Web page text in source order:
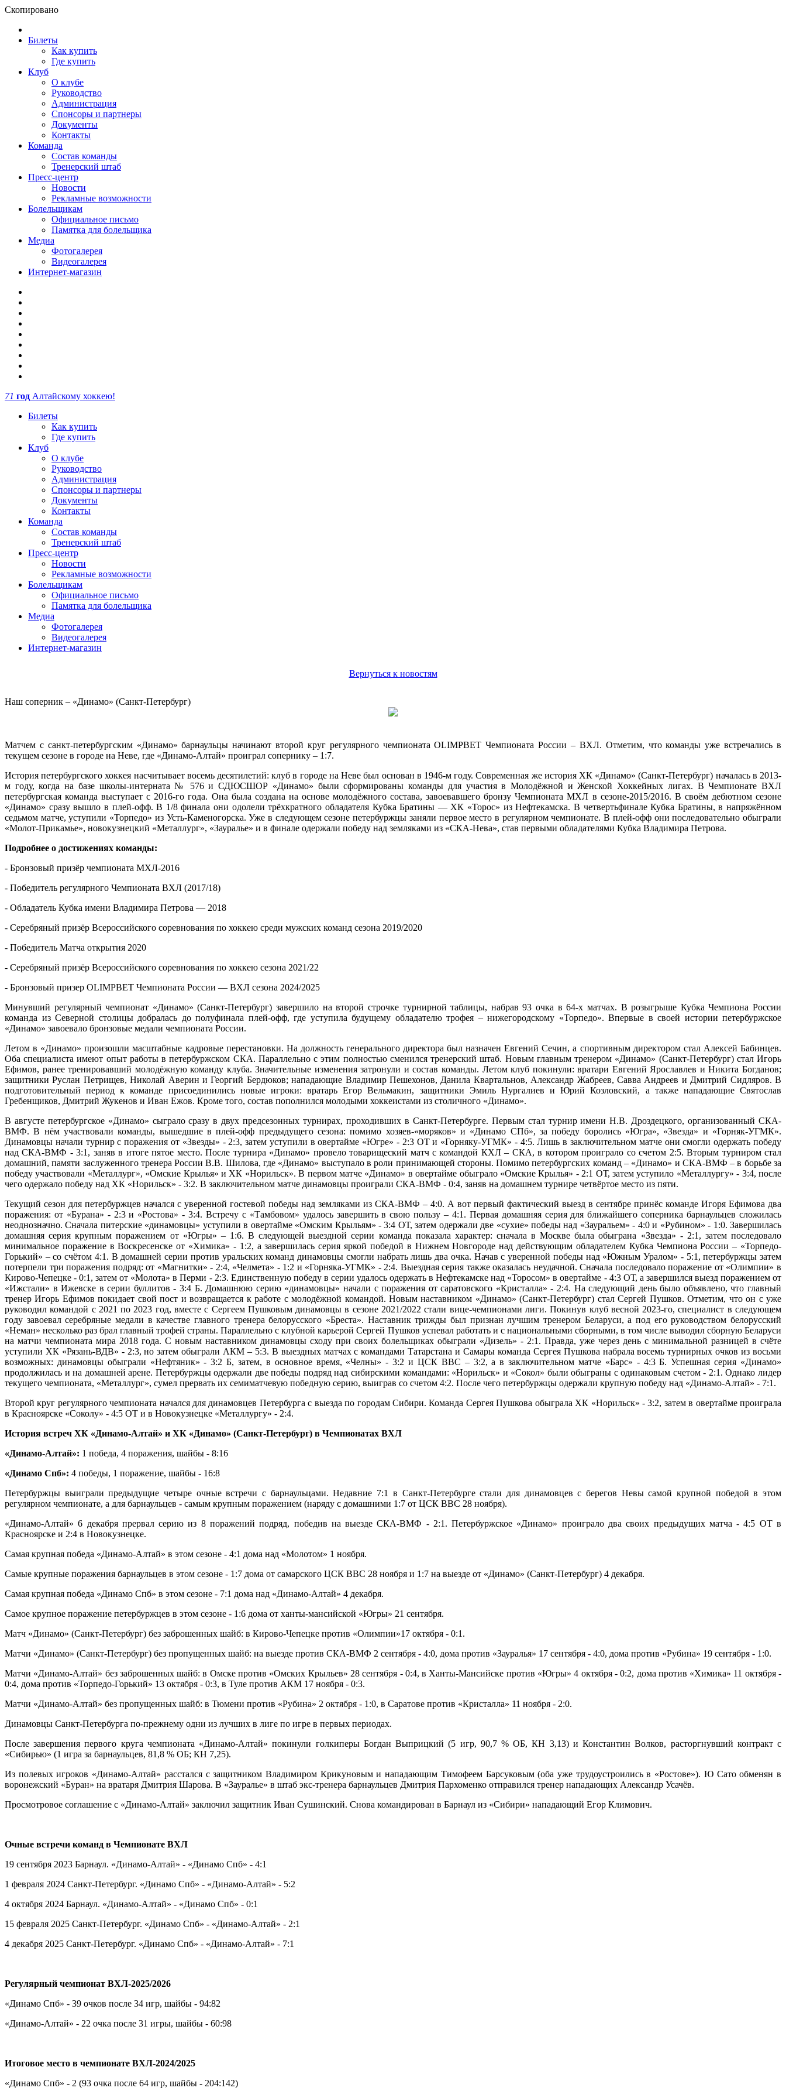
Скопировано
Билеты
Как купить
Где купить
Клуб
О клубе
Руководство
Администрация
Спонсоры и партнеры
Документы
Контакты
Команда
Состав команды
Тренерский штаб
Пресс-центр
Новости
Рекламные возможности
Болельщикам
Официальное письмо
Памятка для болельщика
Медиа
Фотогалерея
Видеогалерея
Интернет-магазин
71 год Алтайскому хоккею!
Билеты
Как купить
Где купить
Клуб
О клубе
Руководство
Администрация
Спонсоры и партнеры
Документы
Контакты
Команда
Состав команды
Тренерский штаб
Пресс-центр
Новости
Рекламные возможности
Болельщикам
Официальное письмо
Памятка для болельщика
Медиа
Фотогалерея
Видеогалерея
Интернет-магазин
Вернуться к новостям
Наш соперник – «Динамо» (Санкт-Петербург)
Матчем с санкт-петербургским «Динамо» барнаульцы начинают второй круг регулярного чемпионата OLIMPBET Чемпионата России – ВХЛ. Отметим, что команды уже встречались в
текущем сезоне в городе на Неве, где «Динамо-Алтай» проиграл сопернику – 1:7.
История петербургского хоккея насчитывает восемь десятилетий: клуб в городе на Неве был основан в 1946-м году. Современная же история ХК «Динамо» (Санкт-Петербург) началась в 2013-
м году, когда на базе школы-интерната № 576 и СДЮСШОР «Динамо» были сформированы команды для участия в Молодёжной и Женской Хоккейных лигах. В Чемпионате ВХЛ
петербургская команда выступает с 2016-го года. Она была создана на основе молодёжного состава, завоевавшего бронзу Чемпионата МХЛ в сезоне-2015/2016. В своём дебютном сезоне
«Динамо» сразу вышло в плей-офф. В 1/8 финала они одолели трёхкратного обладателя Кубка Братины — ХК «Торос» из Нефтекамска. В четвертьфинале Кубка Братины, в напряжённом
седьмом матче, уступили «Торпедо» из Усть-Каменогорска. Уже в следующем сезоне петербуржцы заняли первое место в регулярном чемпионате. В плей-офф они последовательно обыграли
«Молот-Прикамье», новокузнецкий «Металлург», «Зауралье» и в финале одержали победу над земляками из «СКА-Нева», став первыми обладателями Кубка Владимира Петрова.
Подробнее о достижениях команды:
- Бронзовый призёр чемпионата МХЛ-2016
- Победитель регулярного Чемпионата ВХЛ (2017/18)
- Обладатель Кубка имени Владимира Петрова — 2018
- Серебряный призёр Всероссийского соревнования по хоккею среди мужских команд сезона 2019/2020
- Победитель Матча открытия 2020
- Серебряный призёр Всероссийского соревнования по хоккею сезона 2021/22
- Бронзовый призер OLIMPBET Чемпионата России — ВХЛ сезона 2024/2025
Минувший регулярный чемпионат «Динамо» (Санкт-Петербург) завершило на второй строчке турнирной таблицы, набрав 93 очка в 64-х матчах. В розыгрыше Кубка Чемпиона России
команда из Северной столицы добралась до полуфинала плей-офф, где уступила будущему обладателю трофея – нижегородскому «Торпедо». Впервые в своей истории петербуржское
«Динамо» завоевало бронзовые медали чемпионата России.
Летом в «Динамо» произошли масштабные кадровые перестановки. На должность генерального директора был назначен Евгений Сечин, а спортивным директором стал Алексей Бабинцев.
Оба специалиста имеют опыт работы в петербуржском СКА. Параллельно с этим полностью сменился тренерский штаб. Новым главным тренером «Динамо» (Санкт-Петербург) стал Игорь
Ефимов, ранее тренировавший молодёжную команду клуба. Значительные изменения затронули и состав команды. Летом клуб покинули: вратари Евгений Ярославлев и Никита Богданов;
защитники Руслан Петрищев, Николай Аверин и Георгий Бердюков; нападающие Владимир Пешехонов, Данила Квартальнов, Александр Жабреев, Савва Андреев и Дмитрий Сидляров. В
подготовительный период к команде присоединились новые игроки: вратарь Егор Вельмакин, защитники Эмиль Нургалиев и Юрий Козловский, а также нападающие Святослав
Гребенщиков, Дмитрий Жукенов и Иван Ежов. Кроме того, состав пополнился молодыми хоккеистами из столичного «Динамо».
В августе петербургское «Динамо» сыграло сразу в двух предсезонных турнирах, проходивших в Санкт-Петербурге. Первым стал турнир имени Н.В. Дроздецкого, организованный СКА-
ВМФ. В нём участвовали команды, вышедшие в плей-офф предыдущего сезона: помимо хозяев-«моряков» и «Динамо СПб», за победу боролись «Югра», «Звезда» и «Горняк-УГМК».
Динамовцы начали турнир с поражения от «Звезды» - 2:3, затем уступили в овертайме «Югре» - 2:3 ОТ и «Горняку-УГМК» - 4:5. Лишь в заключительном матче они смогли одержать победу
над СКА-ВМФ - 3:1, заняв в итоге пятое место. После турнира «Динамо» провело товарищеский матч с командой КХЛ – СКА, в котором проиграло со счетом 2:5. Вторым турниром стал
домашний, памяти заслуженного тренера России В.В. Шилова, где «Динамо» выступало в роли принимающей стороны. Помимо петербургских команд – «Динамо» и СКА-ВМФ – в борьбе за
победу участвовали «Металлург», «Омские Крылья» и ХК «Норильск». В первом матче «Динамо» в овертайме обыграло «Омские Крылья» - 2:1 ОТ, затем уступило «Металлургу» - 3:4, после
чего одержало победу над ХК «Норильск» - 3:2. В заключительном матче динамовцы проиграли СКА-ВМФ - 0:4, заняв на домашнем турнире четвёртое место из пяти.
Текущий сезон для петербуржцев начался с уверенной гостевой победы над земляками из СКА-ВМФ – 4:0. А вот первый фактический выезд в сентябре принёс команде Игоря Ефимова два
поражения: от «Бурана» - 2:3 и «Ростова» - 3:4. Встречу с «Тамбовом» удалось завершить в свою пользу – 4:1. Первая домашняя серия для ближайшего соперника барнаульцев сложилась
неоднозначно. Сначала питерские «динамовцы» уступили в овертайме «Омским Крыльям» - 3:4 ОТ, затем одержали две «сухие» победы над «Зауральем» - 4:0 и «Рубином» - 1:0. Завершилась
домашняя серия крупным поражением от «Югры» – 1:6. В следующей выездной серии команда показала характер: сначала в Москве была обыграна «Звезда» - 2:1, затем последовало
минимальное поражение в Воскресенске от «Химика» - 1:2, а завершилась серия яркой победой в Нижнем Новгороде над действующим обладателем Кубка Чемпиона России – «Торпедо-
Горький» – со счётом 4:1. В домашней серии против уральских команд динамовцы смогли набрать лишь два очка. Начав с уверенной победы над «Южным Уралом» - 5:1, петербуржцы затем
потерпели три поражения подряд: от «Магнитки» - 2:4, «Челмета» - 1:2 и «Горняка-УГМК» - 2:4. Выездная серия также оказалась неудачной. Сначала последовало поражение от «Олимпии» в
Кирово-Чепецке - 0:1, затем от «Молота» в Перми - 2:3. Единственную победу в серии удалось одержать в Нефтекамске над «Торосом» в овертайме - 4:3 ОТ, а завершился выезд поражением от
«Ижстали» в Ижевске в серии буллитов - 3:4 Б. Домашнюю серию «динамовцы» начали с поражения от саратовского «Кристалла» - 2:4. На следующий день было объявлено, что главный
тренер Игорь Ефимов покидает свой пост и возвращается к работе с молодёжной командой. Новым наставником «Динамо» (Санкт-Петербург) стал Сергей Пушков. Отметим, что он с уже
руководил командой с 2021 по 2023 год, вместе с Сергеем Пушковым динамовцы в сезоне 2021/2022 стали вице-чемпионами лиги. Покинув клуб весной 2023-го, специалист в следующем
году завоевал серебряные медали в качестве главного тренера белорусского «Бреста». Наставник трижды был признан лучшим тренером Беларуси, а под его руководством белорусский
«Неман» несколько раз брал главный трофей страны. Параллельно с клубной карьерой Сергей Пушков успевал работать и с национальными сборными, в том числе выводил сборную Беларуси
на матчи чемпионата мира 2018 года. С новым наставником динамовцы сходу при своих болельщиках обыграли «Дизель» - 2:1. Правда, уже через день с минимальной разницей в счёте
уступили ХК «Рязань-ВДВ» - 2:3, но затем обыграли АКМ – 5:3. В выездных матчах с командами Татарстана и Самары команда Сергея Пушкова набрала восемь турнирных очков из восьми
возможных: динамовцы обыграли «Нефтяник» - 3:2 Б, затем, в основное время, «Челны» - 3:2 и ЦСК ВВС – 3:2, а в заключительном матче «Барс» - 4:3 Б. Успешная серия «Динамо»
продолжилась и на домашней арене. Петербуржцы одержали две победы подряд над сибирскими командами: «Норильск» и «Сокол» были обыграны с одинаковым счетом - 2:1. Однако лидер
текущего чемпионата, «Металлург», сумел прервать их семиматчевую победную серию, выиграв со счетом 4:2. После чего петербуржцы одержали крупную победу над «Динамо-Алтай» - 7:1.
Второй круг регулярного чемпионата начался для динамовцев Петербурга с выезда по городам Сибири. Команда Сергея Пушкова обыграла ХК «Норильск» - 3:2, затем в овертайме проиграла
в Красноярске «Соколу» - 4:5 ОТ и в Новокузнецке «Металлургу» - 2:4.
История встреч ХК «Динамо-Алтай» и ХК «Динамо» (Санкт-Петербург) в Чемпионатах ВХЛ
«Динамо-Алтай»: 1 победа, 4 поражения, шайбы - 8:16
«Динамо Спб»: 4 победы, 1 поражение, шайбы - 16:8
Петербуржцы выиграли предыдущие четыре очные встречи с барнаульцами. Недавние 7:1 в Санкт-Петербурге стали для динамовцев с берегов Невы самой крупной победой в этом
регулярном чемпионате, а для барнаульцев - самым крупным поражением (наряду с домашними 1:7 от ЦСК ВВС 28 ноября).
«Динамо-Алтай» 6 декабря прервал серию из 8 поражений подряд, победив на выезде СКА-ВМФ - 2:1. Петербуржское «Динамо» проиграло два своих предыдущих матча - 4:5 ОТ в
Красноярске и 2:4 в Новокузнецке.
Самая крупная победа «Динамо-Алтай» в этом сезоне - 4:1 дома над «Молотом» 1 ноября.
Самые крупные поражения барнаульцев в этом сезоне - 1:7 дома от самарского ЦСК ВВС 28 ноября и 1:7 на выезде от «Динамо» (Санкт-Петербург) 4 декабря.
Самая крупная победа «Динамо Спб» в этом сезоне - 7:1 дома над «Динамо-Алтай» 4 декабря.
Самое крупное поражение петербуржцев в этом сезоне - 1:6 дома от ханты-мансийской «Югры» 21 сентября.
Матч «Динамо» (Санкт-Петербург) без заброшенных шайб: в Кирово-Чепецке против «Олимпии»17 октября - 0:1.
Матчи «Динамо» (Санкт-Петербург) без пропущенных шайб: на выезде против СКА-ВМФ 2 сентября - 4:0, дома против «Зауралья» 17 сентября - 4:0, дома против «Рубина» 19 сентября - 1:0.
Матчи «Динамо-Алтай» без заброшенных шайб: в Омске против «Омских Крыльев» 28 сентября - 0:4, в Ханты-Мансийске против «Югры» 4 октября - 0:2, дома против «Химика» 11 октября -
0:4, дома против «Торпедо-Горький» 13 октября - 0:3, в Туле против АКМ 17 ноября - 0:3.
Матчи «Динамо-Алтай» без пропущенных шайб: в Тюмени против «Рубина» 2 октября - 1:0, в Саратове против «Кристалла» 11 ноября - 2:0.
Динамовцы Санкт-Петербурга по-прежнему одни из лучших в лиге по игре в первых периодах.
После завершения первого круга чемпионата «Динамо-Алтай» покинули голкиперы Богдан Выприцкий (5 игр, 90,7 % ОБ, КН 3,13) и Константин Волков, расторгнувший контракт с
«Сибирью» (1 игра за барнаульцев, 81,8 % ОБ; КН 7,25).
Из полевых игроков «Динамо-Алтай» расстался с защитником Владимиром Крикуновым и нападающим Тимофеем Барсуковым (оба уже трудоустроились в «Ростове»). Ю Сато обменян в
воронежский «Буран» на вратаря Дмитрия Шарова. В «Зауралье» в штаб экс-тренера барнаульцев Дмитрия Пархоменко отправился тренер нападающих Александр Усачёв.
Просмотровое соглашение с «Динамо-Алтай» заключил защитник Иван Сушинский. Снова командирован в Барнаул из «Сибири» нападающий Егор Климович.
Очные встречи команд в Чемпионате ВХЛ
19 сентября 2023 Барнаул. «Динамо-Алтай» - «Динамо Спб» - 4:1
1 февраля 2024 Санкт-Петербург. «Динамо Спб» - «Динамо-Алтай» - 5:2
4 октября 2024 Барнаул. «Динамо-Алтай» - «Динамо Спб» - 0:1
15 февраля 2025 Санкт-Петербург. «Динамо Спб» - «Динамо-Алтай» - 2:1
4 декабря 2025 Санкт-Петербург. «Динамо Спб» - «Динамо-Алтай» - 7:1
Регулярный чемпионат ВХЛ-2025/2026
«Динамо Спб» - 39 очков после 34 игр, шайбы - 94:82
«Динамо-Алтай» - 22 очка после 31 игры, шайбы - 60:98
Итоговое место в чемпионате ВХЛ-2024/2025
«Динамо Спб» - 2 (93 очка после 64 игр, шайбы - 204:142)